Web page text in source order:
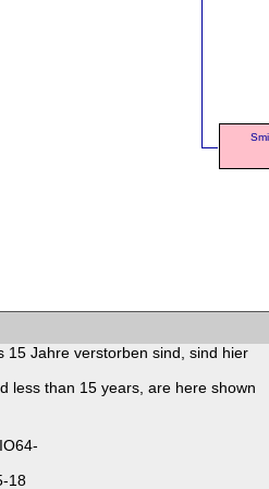
15 Jahre verstorben sind, sind hier
less than 15 years, are here shown
18